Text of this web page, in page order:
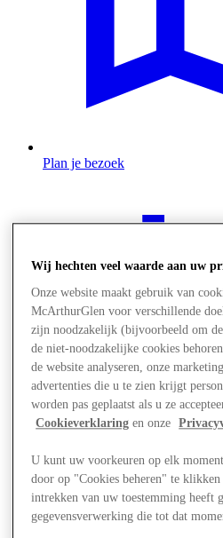
Plan je bezoek
Wij hechten veel waarde aan uw
Onze website maakt gebruik van
McArthurGlen voor verschillende
zijn noodzakelijk (bijvoorbeeld om
de niet-noodzakelijke cookies
de website analyseren, onze
advertenties die u te zien krijgt
worden pas geplaatst als u ze
Cookieverklaring en onze
U kunt uw voorkeuren op elk
door op "Cookies beheren" te
intrekken van uw toestemming heeft
gegevensverwerking die tot dat